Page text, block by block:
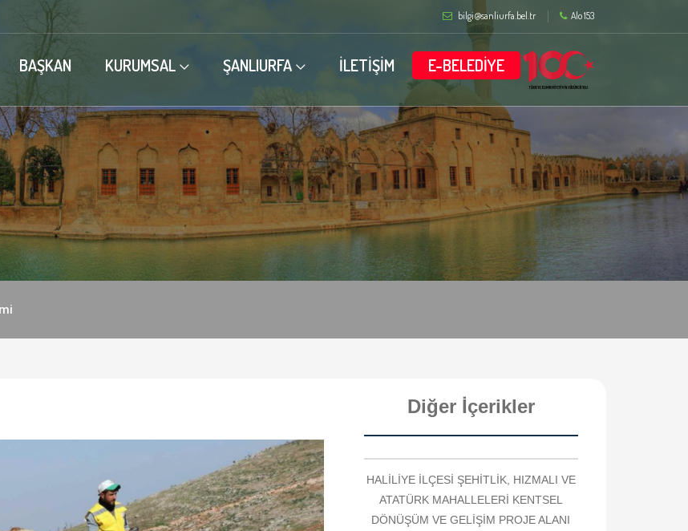
bilgi@sanliurfa.bel.tr Alo 153
BAŞKAN KURUMSAL ŞANLIURFA İLETİŞİM E-BELEDİYE
Diğer İçerikler
HALİLİYE İLÇESİ ŞEHİTLİK, HIZMALI VE
ATATÜRK MAHALLELERİ KENTSEL
DÖNÜŞÜM VE GELİŞİM PROJE ALANI